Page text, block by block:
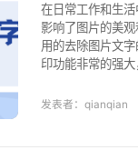
在日常工作和生
影响了图片的美
用的去除图片文字的方法，轻松解决
印功能非常的强
大提升处理效率
发表者：qianqian